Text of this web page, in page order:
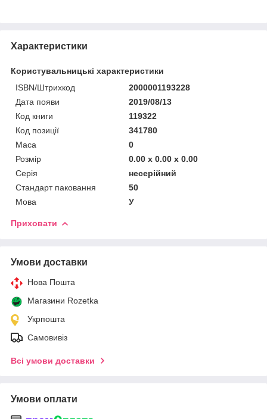
Характеристики
Користувальницькі характеристики
ISBN/Штрихкод
2000001193228
Дата появи
2019/08/13
Код книги
119322
Код позиції
341780
Маса
0
Розмір
0.00 x 0.00 x 0.00
Серія
несерійний
Стандарт паковання
50
Мова
У
Приховати
Умови доставки
Нова Пошта
Магазини Rozetka
Укрпошта
Самовивіз
Всі умови доставки
Умови оплати